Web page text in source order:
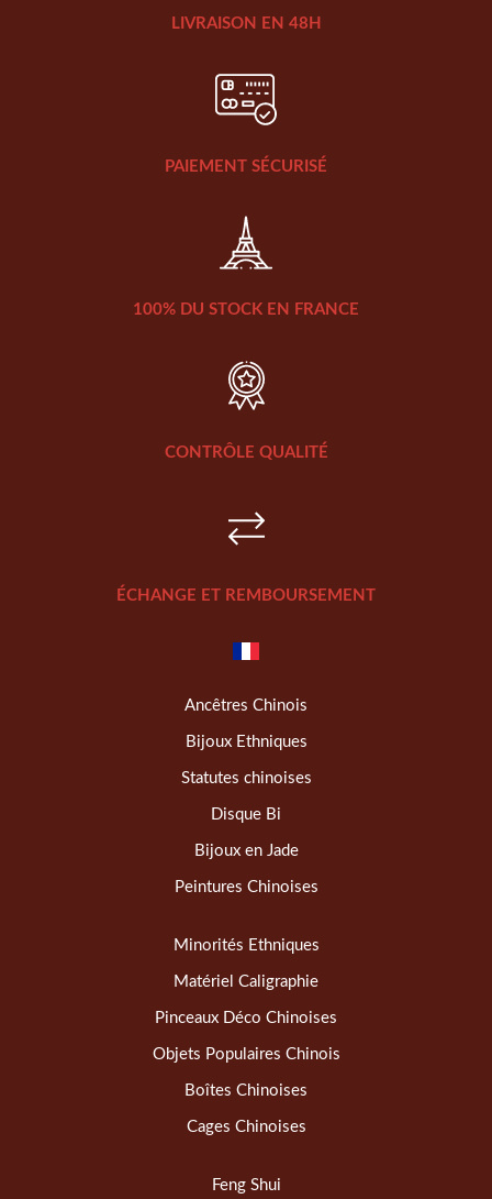
LIVRAISON EN 48H
PAIEMENT SÉCURISÉ
100% DU STOCK EN FRANCE
CONTRÔLE QUALITÉ
ÉCHANGE ET REMBOURSEMENT
Ancêtres Chinois
Bijoux Ethniques
Statutes chinoises
Disque Bi
Bijoux en Jade
Peintures Chinoises
Minorités Ethniques
Matériel Caligraphie
Pinceaux Déco Chinoises
Objets Populaires Chinois
Boîtes Chinoises
Cages Chinoises
Feng Shui